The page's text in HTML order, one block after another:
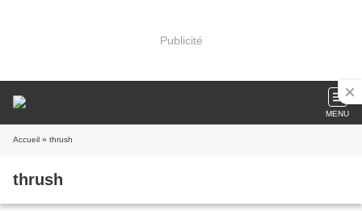
Publicité
MENU
Accueil » thrush
thrush